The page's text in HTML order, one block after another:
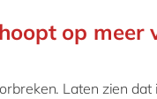
op meer
Laten zien